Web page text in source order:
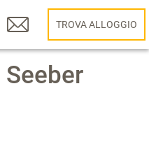
TROVA ALLOGGIO